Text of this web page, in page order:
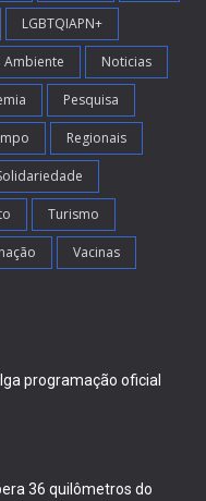
LGBTQIAPN+
Ambiente Noticias
Pesquisa
Regionais
Turismo
Vacinas
programação oficial
36 quilômetros do